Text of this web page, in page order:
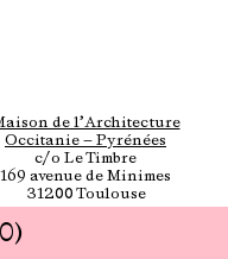
de l’Architecture
Occitanie — Pyrénées
c/o Le Timbre
169 avenue de Minimes
31200 Toulouse